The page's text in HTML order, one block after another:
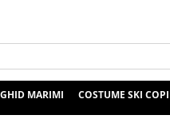
GHID MARIMI COSTUME SKI